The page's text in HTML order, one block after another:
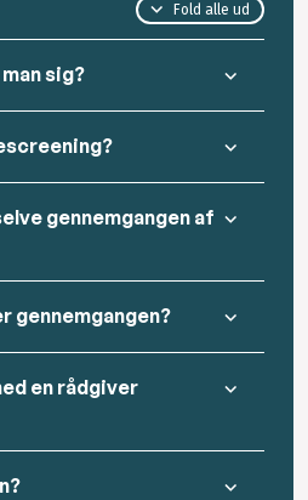
Fold alle ud
sig?
gennemgangen af
gennemgangen?
en rådgiver